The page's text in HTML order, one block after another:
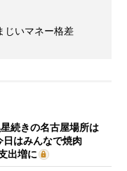
じいマネー格差
続きの名古屋場所は
日はみんなで焼肉
出増に